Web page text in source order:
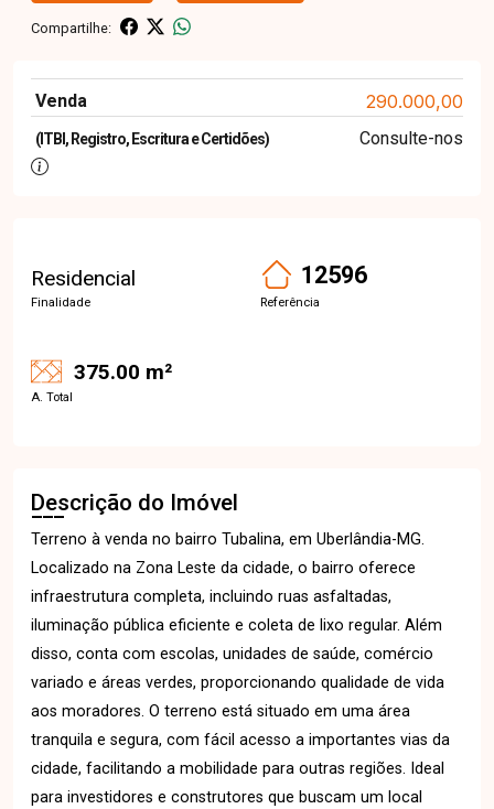
Compartilhe:
Venda 290.000,00
(ITBI, Registro, Escritura e Certidões) Consulte-nos
Residencial
Finalidade
12596
Referência
375.00 m²
A. Total
Descrição do Imóvel
Terreno à venda no bairro Tubalina, em Uberlândia-MG.
Localizado na Zona Leste da cidade, o bairro oferece
infraestrutura completa, incluindo ruas asfaltadas,
iluminação pública eficiente e coleta de lixo regular. Além
disso, conta com escolas, unidades de saúde, comércio
variado e áreas verdes, proporcionando qualidade de vida
aos moradores. O terreno está situado em uma área
tranquila e segura, com fácil acesso a importantes vias da
cidade, facilitando a mobilidade para outras regiões. Ideal
para investidores e construtores que buscam um local